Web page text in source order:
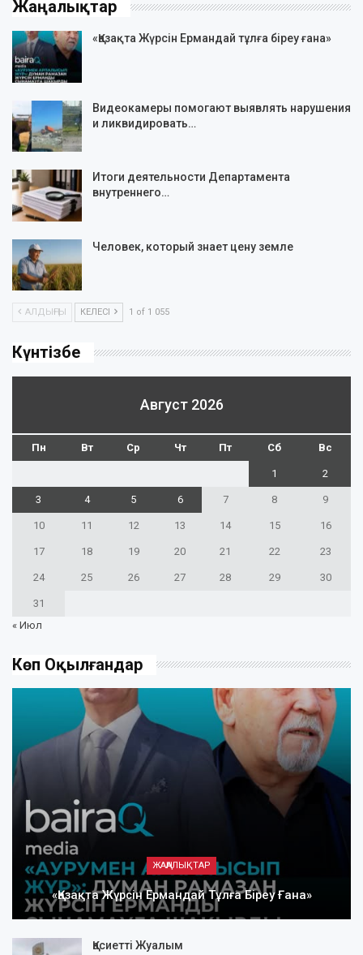
Жаңалықтар
«Қазақта Жүрсін Ермандай тұлға біреу ғана»
Видеокамеры помогают выявлять нарушения
и ликвидировать…
Итоги деятельности Департамента
внутреннего…
Человек, который знает цену земле
АЛДЫҢҒЫ КЕЛЕСІ 1 of 1 055
Күнтізбе
Август 2026
Пн Вт Ср Чт Пт Сб Вс
1 2
3 4 5 6 7 8 9
10 11 12 13 14 15 16
17 18 19 20 21 22 23
24 25 26 27 28 29 30
31
« Июл
Көп Оқылғандар
ЖАҢАЛЫҚТАР
«Қазақта Жүрсін Ермандай Тұлға Біреу Ғана»
Қасиетті Жуалым